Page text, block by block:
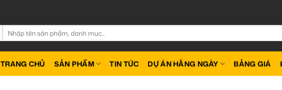
Tìm
kiếm:
TRANG CHỦ SẢN PHẨM TIN TỨC DỰ ÁN HẰNG NGÀY BẢNG GIÁ